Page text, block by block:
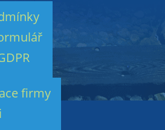
firmy